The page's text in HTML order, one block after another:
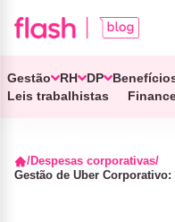
Gestão RH DP
Leis trabalhistas
Despesas corporativas
Gestão de Uber